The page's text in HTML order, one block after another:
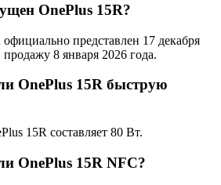
OnePlus 15R?
представлен 17 декабря
8 января 2026 года.
OnePlus 15R быструю
15R составляет 80 Вт.
OnePlus 15R NFC?